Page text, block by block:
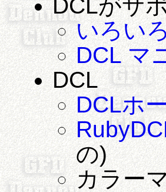
DCLがサ
いろい
DCL マ
DCL
DCLホ
の)
カラー